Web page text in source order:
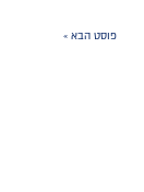
פוסט הבא »